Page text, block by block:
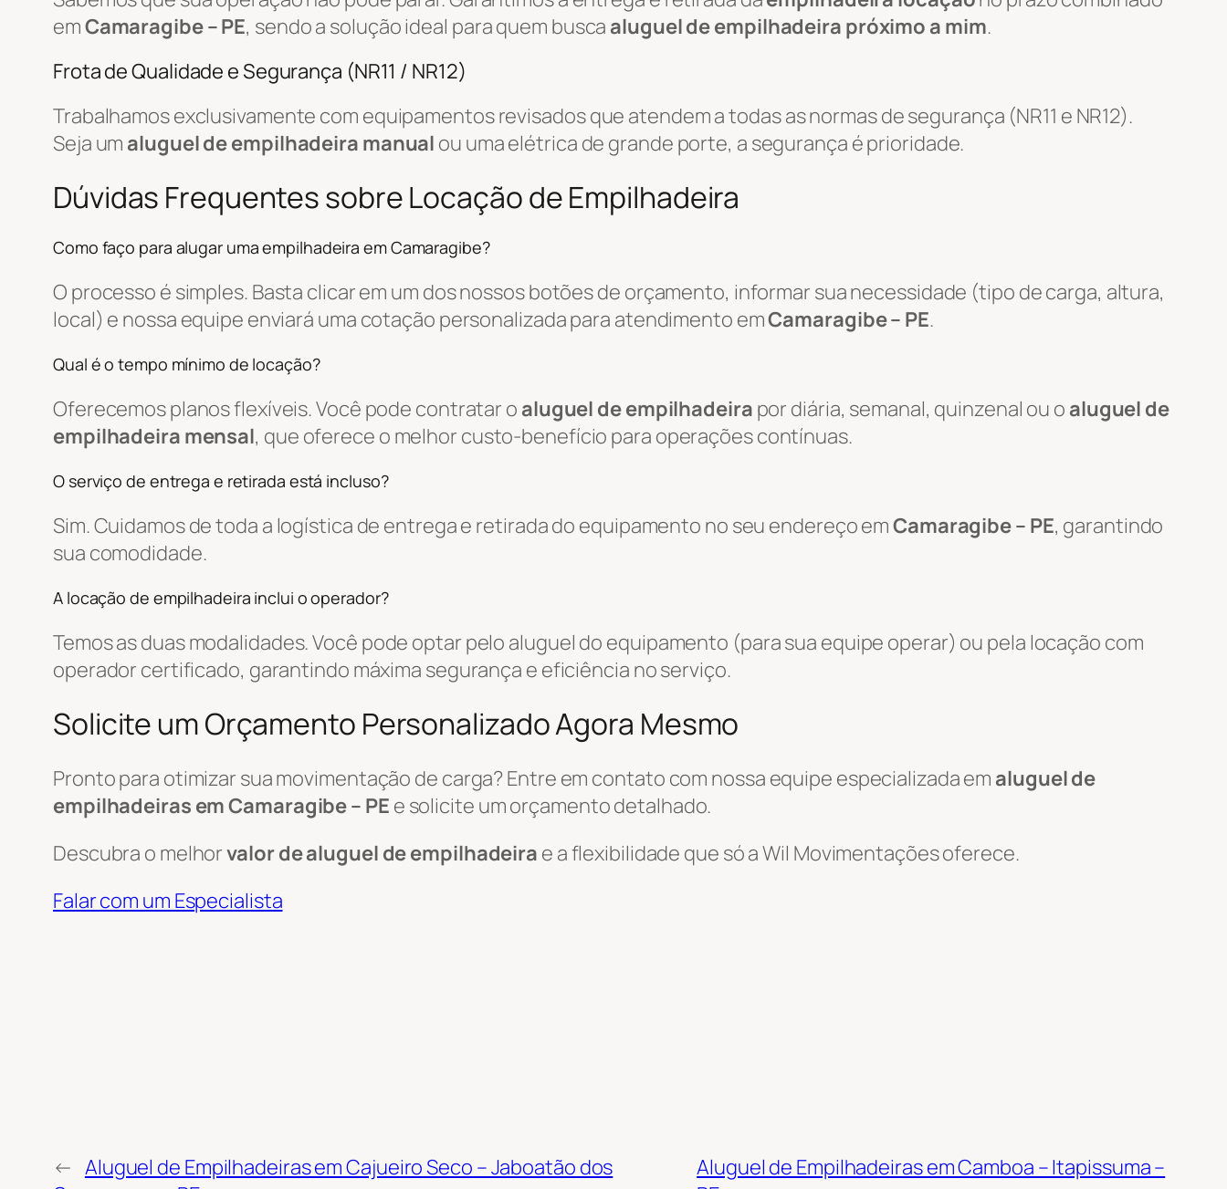
emCamaragibe – PE, sendo a solução ideal para quem busca aluguel de empilhadeira próximo a mim.
Frota de Qualidade e Segurança (NR11 / NR12)
Trabalhamos exclusivamente com equipamentos revisados que atendem a todas as normas de segurança (NR11 e NR12).
Seja um aluguel de empilhadeira manual ou uma elétrica de grande porte, a segurança é prioridade.
Dúvidas Frequentes sobre Locação de Empilhadeira
Como faço para alugar uma empilhadeira em Camaragibe?
O processo é simples. Basta clicar em um dos nossos botões de orçamento, informar sua necessidade (tipo de carga, altura,
local) e nossa equipe enviará uma cotação personalizada para atendimento emCamaragibe – PE.
Qual é o tempo mínimo de locação?
Oferecemos planos flexíveis. Você pode contratar o aluguel de empilhadeira por diária, semanal, quinzenal ou o aluguel de
empilhadeira mensal, que oferece o melhor custo-benefício para operações contínuas.
O serviço de entrega e retirada está incluso?
Sim. Cuidamos de toda a logística de entrega e retirada do equipamento no seu endereço emCamaragibe – PE, garantindo
sua comodidade.
A locação de empilhadeira inclui o operador?
Temos as duas modalidades. Você pode optar pelo aluguel do equipamento (para sua equipe operar) ou pela locação com
operador certificado, garantindo máxima segurança e eficiência no serviço.
Solicite um Orçamento Personalizado Agora Mesmo
Pronto para otimizar sua movimentação de carga? Entre em contato com nossa equipe especializada em aluguel de
empilhadeiras em Camaragibe – PE e solicite um orçamento detalhado.
Descubra o melhorvalor de aluguel de empilhadeira e a flexibilidade que só a Wil Movimentações oferece.
Falar com um Especialista
← Aluguel de Empilhadeiras em Cajueiro Seco – Jaboatão dos
Aluguel de Empilhadeiras em Camboa – Itapissuma –